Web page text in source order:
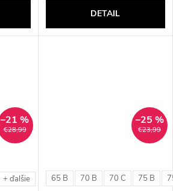
DETAIL
€28,99
–21 %
+ ďalšie
€23,99
–25 %
65 B 70 B 70 C 75 B